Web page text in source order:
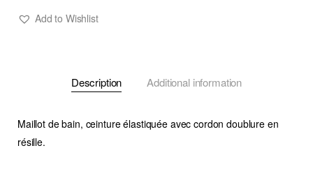
quantity
Add to Wishlist
Description Additional information
Maillot de bain, ceinture élastiquée avec cordon doublure en
résille.